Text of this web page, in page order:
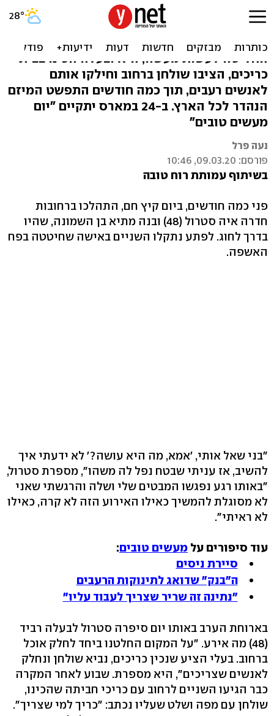
כריך למי שצריך
כשאיה סטרול ראתה אישה מחטטת בפח, היא
החליטה לעשות מעשה, היא ובעלה הכינו בבית
כריכים, הציבו שולחן ברחוב וחילקו אותם
לאנשים רעבים, תוך כמה חודשים התפשט המיזם
הנהדר לכל הארץ. ב-‭24‬ במארס יתקיים "יום
מעשים טובים"
נעה פרל
פורסם: 09.03.20, 10:46
בשיתוף עמותת רוח טובה
פני כמה חודשים, ביום קיץ חם, התהלכו ברחובות
חדרה איה סטרול (‭48‬) ובנה מתיא בן השמונה, שהיו
בדרך לחוג. לפתע נתקלו השניים באישה שחיטטה בפח
האשפה.
"בני שאל אותי, 'אמא, מה היא עושה?' לא ידעתי איך
להשיב, אז עניתי שבטח נפל לה משהו", מספרת סטרול,
"באותו רגע נפגשו המבטים שלי ושלה והרגשתי שאני
לא מסוגלת להמשיך כאילו האירוע הזה לא קרה, כאילו
לא ראיתי".
עוד סיפורים על מעשים טובים:
סיירת ניסים
ה"בנק" שדואג לתינוקות הרעבים
"נתינה זה שריר שצריך לעבוד עליו"
בארוחת הערב באותו יום סיפרה סטרול לבעלה רביד
(‭48‬) מה אירע. "על המקום החלטנו ביחד לחלק אוכל
ברחוב. בעלי הציע שנכין כריכים, נביא שולחן ונחלק
לאנשים שצריכים", היא מספרת. שבוע לאחר המקרה
כבר הגיעו השניים לרחוב עם כריכי חביתה שהכינו,
שולחן עם מפה ושלט שעליו נכתב: "כריך למי שצריך".